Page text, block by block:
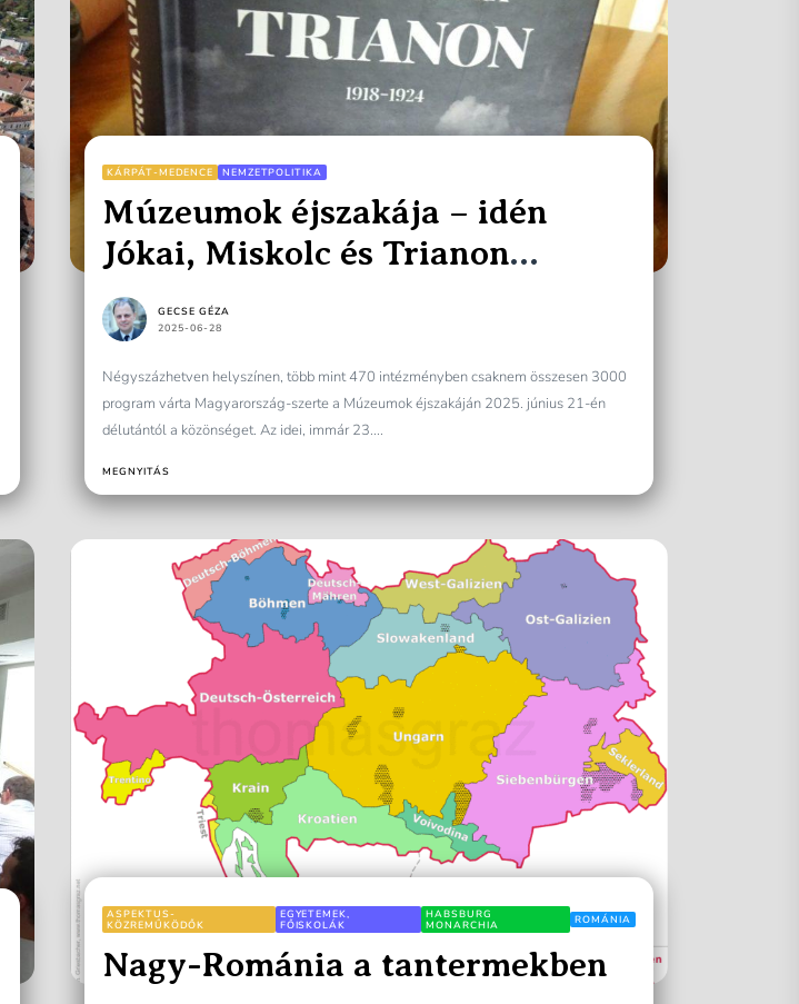
KÁRPÁT-MEDENCE NEMZETPOLITIKA
Múzeumok éjszakája – idén
Jókai, Miskolc és Trianon
jegyében
GECSE GÉZA
2025-06-28
Négyszázhetven helyszínen, több mint 470 intézményben csaknem összesen 3000
program várta Magyarország-szerte a Múzeumok éjszakáján 2025. június 21-én
délutántól a közönséget. Az idei, immár 23....
MEGNYITÁS
ASPEKTUS-
KÖZREMŰKÖDŐK
EGYETEMEK,
FŐISKOLÁK
HABSBURG
MONARCHIA
ROMÁNIA
Nagy-Románia a tantermekben